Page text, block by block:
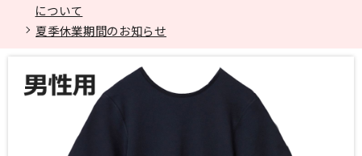
について
夏季休業期間のお知らせ